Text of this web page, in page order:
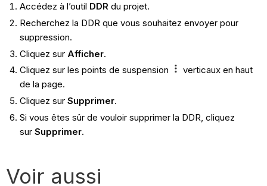
Accédez à l’outil DDR du projet.
Recherchez la DDR que vous souhaitez envoyer pour
suppression.
Cliquez sur Afficher.
Cliquez sur les points de suspension
verticaux en haut
de la page.
Cliquez sur Supprimer.
Si vous êtes sûr de vouloir supprimer la DDR, cliquez
sur Supprimer.
Voir aussi